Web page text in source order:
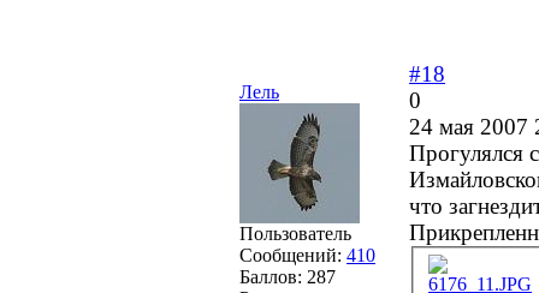
Лель
Пользователь
Сообщений: 410
Баллов: 287
#18
0
24 мая 2007
Прогулялся
что
6176_11.JPG